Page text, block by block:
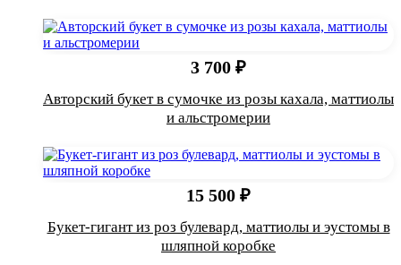
3 700 ₽
Авторский букет в сумочке из розы кахала, маттиолы
и альстромерии
15 500 ₽
Букет-гигант из роз булевард, маттиолы и эустомы в
шляпной коробке